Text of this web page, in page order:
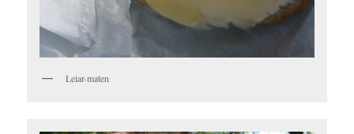
Leiar-maten